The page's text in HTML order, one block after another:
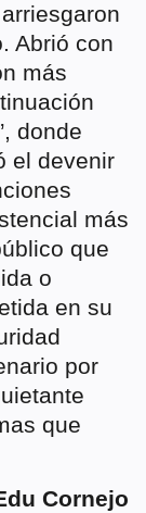
Abrió con
más
donde
el devenir
más
que
o
en su
por
que
Cornejo